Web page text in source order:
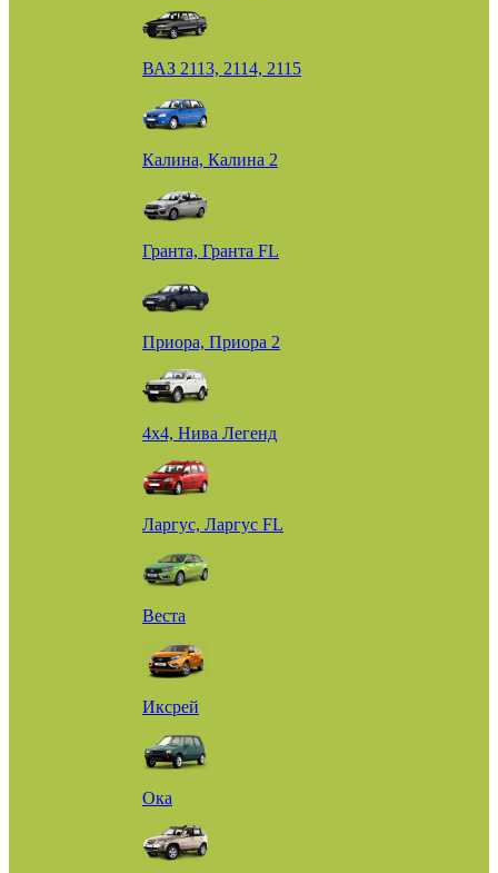
ВАЗ 2113, 2114, 2115
Калина, Калина 2
Гранта, Гранта FL
Приора, Приора 2
4х4, Нива Легенд
Ларгус, Ларгус FL
Веста
Иксрей
Ока